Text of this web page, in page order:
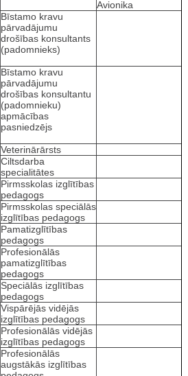
Avionika
Bīstamo kravu
pārvadājumu
drošības konsultants
(padomnieks)
Bīstamo kravu
pārvadājumu
drošības konsultantu
(padomnieku)
apmācības
pasniedzējs
Veterinārārsts
Ciltsdarba
specialitātes
Pirmsskolas izglītības
pedagogs
Pirmsskolas speciālās
izglītības pedagogs
Pamatizglītības
pedagogs
Profesionālās
pamatizglītības
pedagogs
Speciālās izglītības
pedagogs
Vispārējās vidējās
izglītības pedagogs
Profesionālās vidējās
izglītības pedagogs
Profesionālās
augstākās izglītības